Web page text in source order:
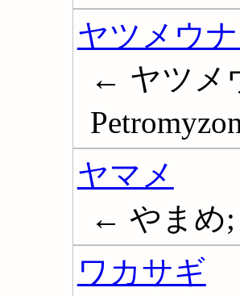
ヤツメウ
← ヤツメ
ヤマメ
← やまめ;
ワカサギ